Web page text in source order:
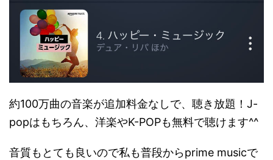
約100万曲の音楽が追加料金なしで、聴き放題！J-
popはもちろん、洋楽やK-POPも無料で聴けます^^
音質もとても良いので私も普段からprime musicで